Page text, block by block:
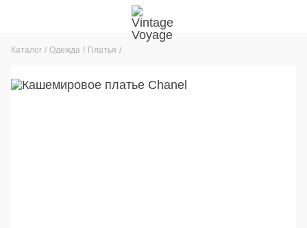
Каталог Одежда Платья